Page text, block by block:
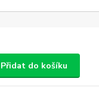
Přidat do košíku